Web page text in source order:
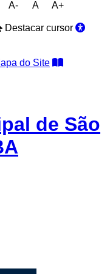
A- A A+
Destacar cursor
do Site
de São